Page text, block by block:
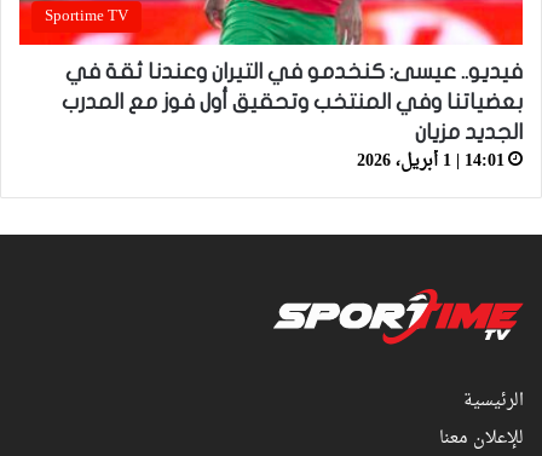
Sportime TV
فيديو.. عيسى: كنخدمو في التيران وعندنا ثقة في
بعضياتنا وفي المنتخب وتحقيق أول فوز مع المدرب
الجديد مزيان
14:01 | 1 أبريل، 2026
الرئيسية
للإعلان معنا